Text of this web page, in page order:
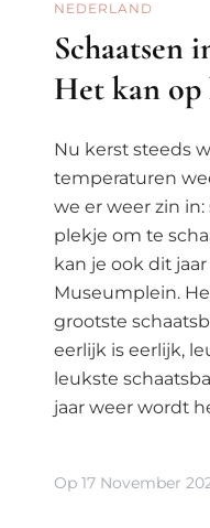
NEDERLAND
Schaatsen
Het kan
Nu kerst steeds
temperaturen
we er weer zin in:
plekje om te
kan je ook dit
Museumplein.
grootste
eerlijk is eerlijk,
leukste
jaar weer wordt
Op 17 November